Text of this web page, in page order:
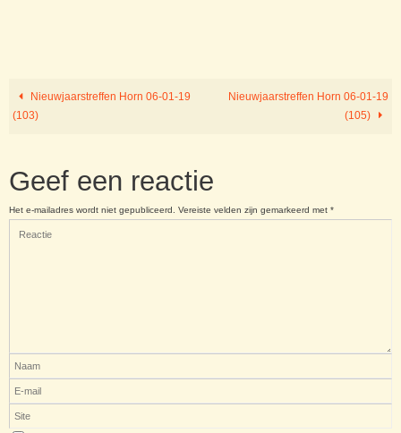
Nieuwjaarstreffen Horn 06-01-19
(103)
Nieuwjaarstreffen Horn 06-01-19
(105)
Geef een reactie
Het e-mailadres wordt niet gepubliceerd. Vereiste velden zijn gemarkeerd met *